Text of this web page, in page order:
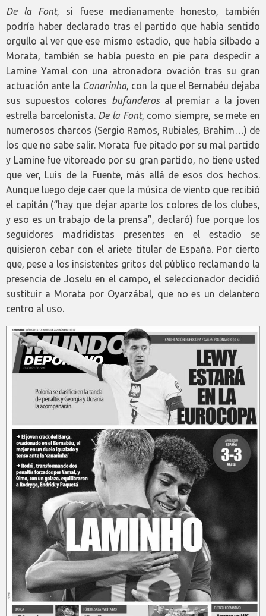
De la Font, si fuese medianamente honesto, también
podría haber declarado tras el partido que había sentido
orgullo al ver que ese mismo estadio, que había silbado a
Morata, también se había puesto en pie para despedir a
Lamine Yamal con una atronadora ovación tras su gran
actuación ante la Canarinha, con la que el Bernabéu dejaba
sus supuestos colores bufanderosal premiar a la joven
estrella barcelonista. De la Font, como siempre, se mete en
numerosos charcos (Sergio Ramos, Rubiales, Brahim…) de
los que no sabe salir. Morata fue pitado por su mal partido
y Lamine fue vitoreado por su gran partido, no tiene usted
que ver, Luis de la Fuente, más allá de esos dos hechos.
Aunque luego deje caer que la música de viento que recibió
el capitán (“hay que dejar aparte los colores de los clubes,
y eso es un trabajo de la prensa”, declaró) fue porque los
seguidores madridistas presentes en el estadio se
quisieron cebar con el ariete titular de España. Por cierto
que, pese a los insistentes gritos del público reclamando la
presencia de Joselu en el campo, el seleccionador decidió
sustituir a Morata por Oyarzábal, que no es un delantero
centro al uso.